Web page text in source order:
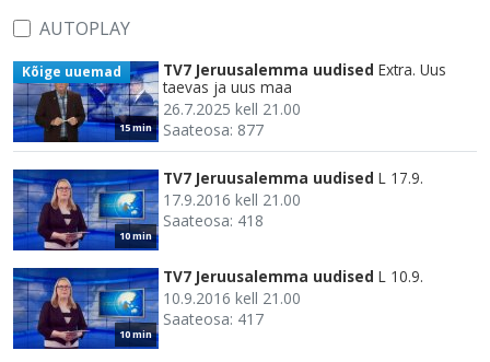
AUTOPLAY
15 min
Kõige uuemad TV7 Jeruusalemma uudised Extra. Uus
taevas ja uus maa
26.7.2025 kell 21.00
Saateosa: 877
10 min
TV7 Jeruusalemma uudised L 17.9.
17.9.2016 kell 21.00
Saateosa: 418
10 min
TV7 Jeruusalemma uudised L 10.9.
10.9.2016 kell 21.00
Saateosa: 417